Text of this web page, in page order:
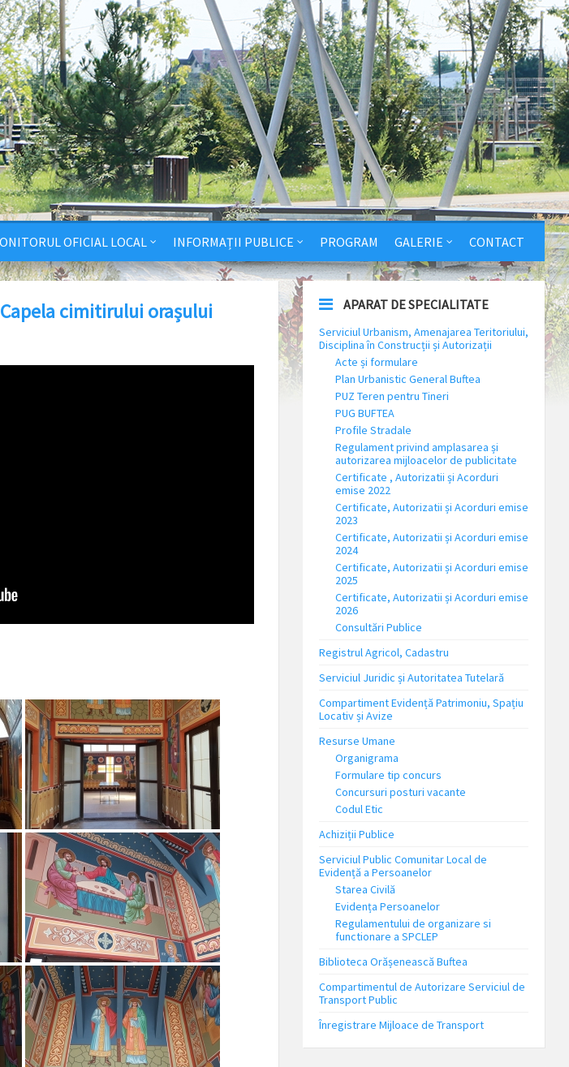
OFICIAL LOCAL INFORMAȚII PUBLICE PROGRAM GALERIE CONTACT
cimitirului orașului
APARAT DE SPECIALITATE
Serviciul Urbanism, Amenajarea Teritoriului,
Disciplina în Construcții și Autorizații
Acte și formulare
Plan Urbanistic General Buftea
PUZ Teren pentru Tineri
PUG BUFTEA
Profile Stradale
Regulament privind amplasarea și
autorizarea mijloacelor de publicitate
Certificate , Autorizatii și Acorduri
emise 2022
Certificate, Autorizatii și Acorduri emise
2023
Certificate, Autorizatii și Acorduri emise
2024
Certificate, Autorizatii și Acorduri emise
2025
Certificate, Autorizatii și Acorduri emise
2026
Consultări Publice
Registrul Agricol, Cadastru
Serviciul Juridic și Autoritatea Tutelară
Compartiment Evidență Patrimoniu, Spațiu
Locativ și Avize
Resurse Umane
Organigrama
Formulare tip concurs
Concursuri posturi vacante
Codul Etic
Achiziții Publice
Serviciul Public Comunitar Local de
Evidență a Persoanelor
Starea Civilă
Evidența Persoanelor
Regulamentului de organizare si
functionare a SPCLEP
Biblioteca Orășenească Buftea
Compartimentul de Autorizare Serviciul de
Transport Public
Înregistrare Mijloace de Transport